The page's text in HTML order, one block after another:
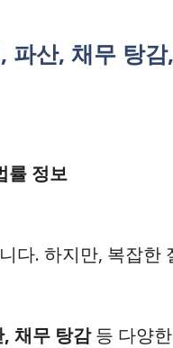
산, 채무 탕감
률 정보
다. 하지만, 복잡한
채무 탕감등 다양